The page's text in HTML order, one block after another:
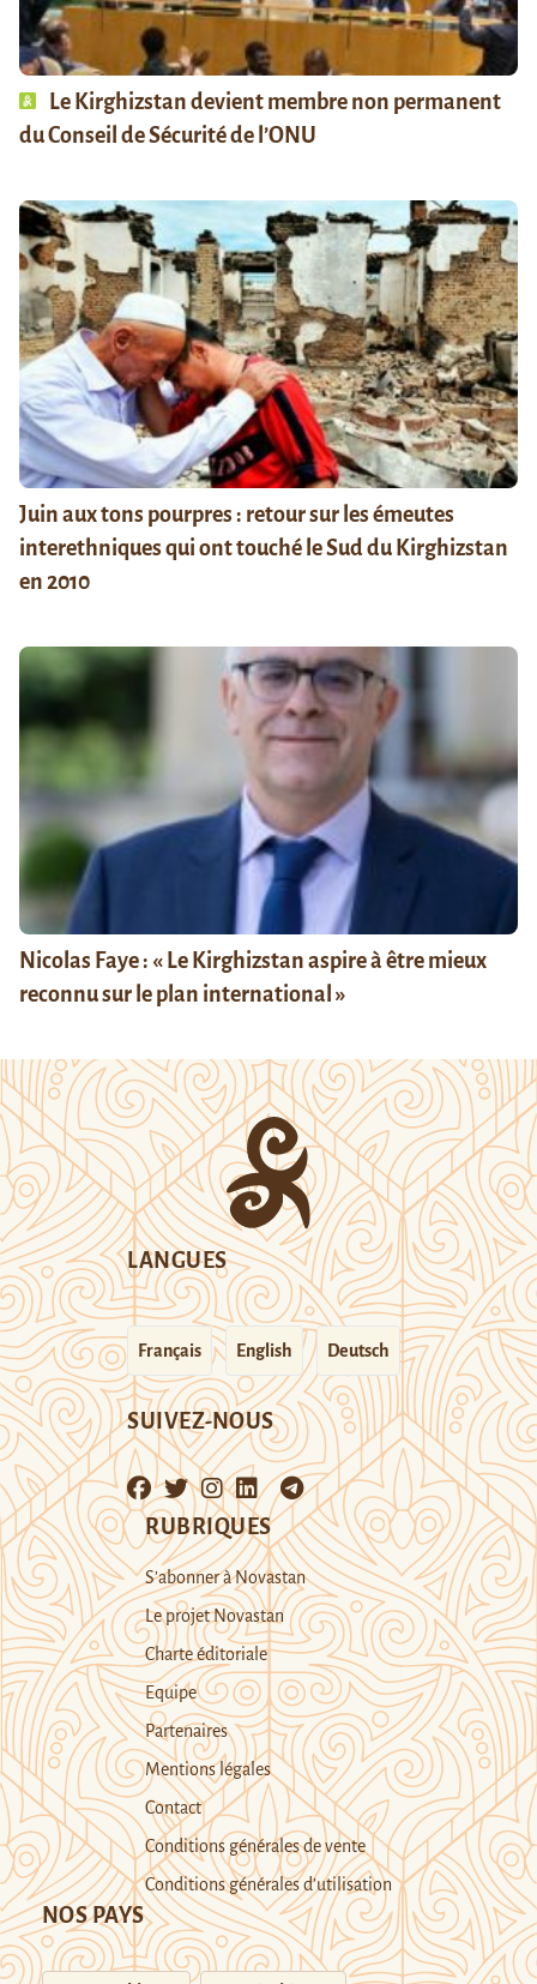
Le Kirghizstan devient membre non permanent
du Conseil de Sécurité de l’ONU
Juin aux tons pourpres : retour sur les émeutes
interethniques qui ont touché le Sud du Kirghizstan
en 2010
Nicolas Faye : « Le Kirghizstan aspire à être mieux
reconnu sur le plan international »
LANGUES
Français English Deutsch
SUIVEZ-NOUS
RUBRIQUES
S’abonner à Novastan
Le projet Novastan
Charte éditoriale
Equipe
Partenaires
Mentions légales
Contact
Conditions générales de vente
Conditions générales d’utilisation
NOS PAYS